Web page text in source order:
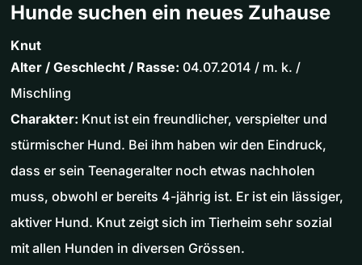
Hunde suchen ein neues Zuhause
Knut
Alter / Geschlecht / Rasse: 04.07.2014 / m. k. /
Mischling
Charakter: Knut ist ein freundlicher, verspielter und
stürmischer Hund. Bei ihm haben wir den Eindruck,
dass er sein Teenageralter noch etwas nachholen
muss, obwohl er bereits 4-jährig ist. Er ist ein lässiger,
aktiver Hund. Knut zeigt sich im Tierheim sehr sozial
mit allen Hunden in diversen Grössen.